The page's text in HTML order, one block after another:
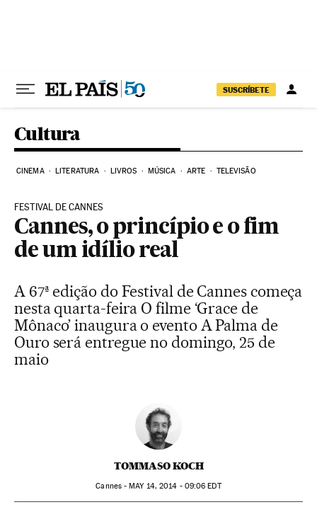
SUSCRÍBETE
Cultura
CINEMA LITERATURA LIVROS MÚSICA ARTE TELEVISÃO
FESTIVAL DE CANNES
Cannes, o princípio e o fim
de um idílio real
A 67ª edição do Festival de Cannes começa
nesta quarta-feira O filme ‘Grace de
Mônaco’ inaugura o evento A Palma de
Ouro será entregue no domingo, 25 de
maio
TOMMASO KOCH
Cannes -MAY14, 2014 - 09:06 EDT